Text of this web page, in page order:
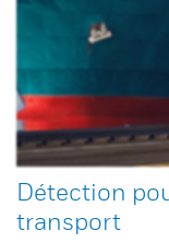
Détection
transport